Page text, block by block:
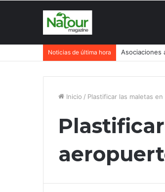
Noticias de última hora Asociaciones
Inicio / Plastificar las maletas